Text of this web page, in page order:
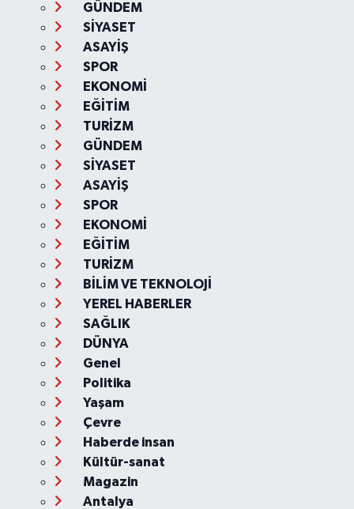
GÜNDEM
SİYASET
ASAYİŞ
SPOR
EKONOMİ
EĞİTİM
TURİZM
GÜNDEM
SİYASET
ASAYİŞ
SPOR
EKONOMİ
EĞİTİM
TURİZM
BİLİM VE TEKNOLOJİ
YEREL HABERLER
SAĞLIK
DÜNYA
Genel
Politika
Yaşam
Çevre
Haberde insan
Kültür-sanat
Magazin
Antalya